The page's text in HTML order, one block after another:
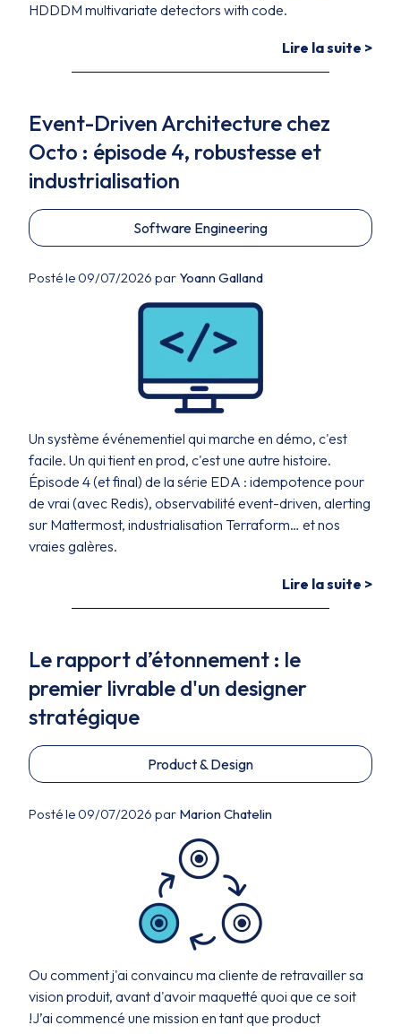
HDDDM multivariate detectors with code.
Lire la suite >
Event-Driven Architecture chez
Octo : épisode 4, robustesse et
industrialisation
Software Engineering
Posté le 09/07/2026 par Yoann Galland
Un système événementiel qui marche en démo, c'est
facile. Un qui tient en prod, c'est une autre histoire.
Épisode 4 (et final) de la série EDA : idempotence pour
de vrai (avec Redis), observabilité event-driven, alerting
sur Mattermost, industrialisation Terraform… et nos
vraies galères.
Lire la suite >
Le rapport d’étonnement : le
premier livrable d'un designer
stratégique
Product & Design
Posté le 09/07/2026 par Marion Chatelin
Ou comment j'ai convaincu ma cliente de retravailler sa
vision produit, avant d'avoir maquetté quoi que ce soit
!J’ai commencé une mission en tant que product